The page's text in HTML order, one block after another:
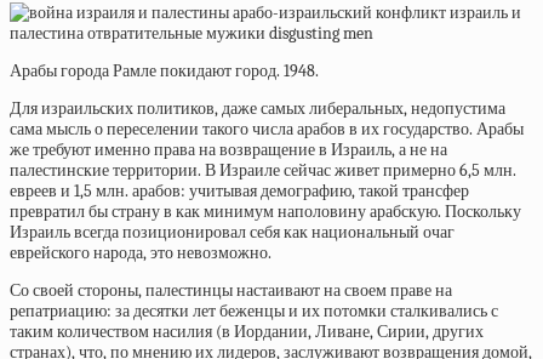
Арабы города Рамле покидают город. 1948.
Для израильских политиков, даже самых либеральных, недопустима
сама мысль о переселении такого числа арабов в их государство. Арабы
же требуют именно права на возвращение в Израиль, а не на
палестинские территории. В Израиле сейчас живет примерно 6,5 млн.
евреев и 1,5 млн. арабов: учитывая демографию, такой трансфер
превратил бы страну в как минимум наполовину арабскую. Поскольку
Израиль всегда позиционировал себя как национальный очаг
еврейского народа, это невозможно.
Со своей стороны, палестинцы настаивают на своем праве на
репатриацию: за десятки лет беженцы и их потомки сталкивались с
таким количеством насилия (в Иордании, Ливане, Сирии, других
странах), что, по мнению их лидеров, заслуживают возвращения домой,